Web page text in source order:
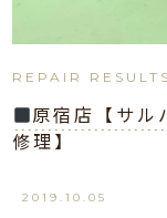
REPAIR RESULTS
原宿店【サ
修理】
2019.10.05